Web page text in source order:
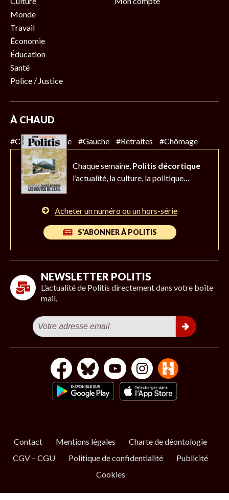
Monde
Travail
Économie
Éducation
Santé
Police / Justice
À CHAUD
#Climat #Police #Gauche #Retraites #Chômage
Chaque semaine, Politis décortique
l’actualité, la culture, la politique…
Acheter un numéro ou un hors-série
S’ABONNER À POLITIS
NEWSLETTER POLITIS
L’actualité de Politis directement dans votre boîte
mail.
Contact Mentions légales
Charte de déontologie
CGV – CGU
Politique de confidentialité
Publicité
Cookies